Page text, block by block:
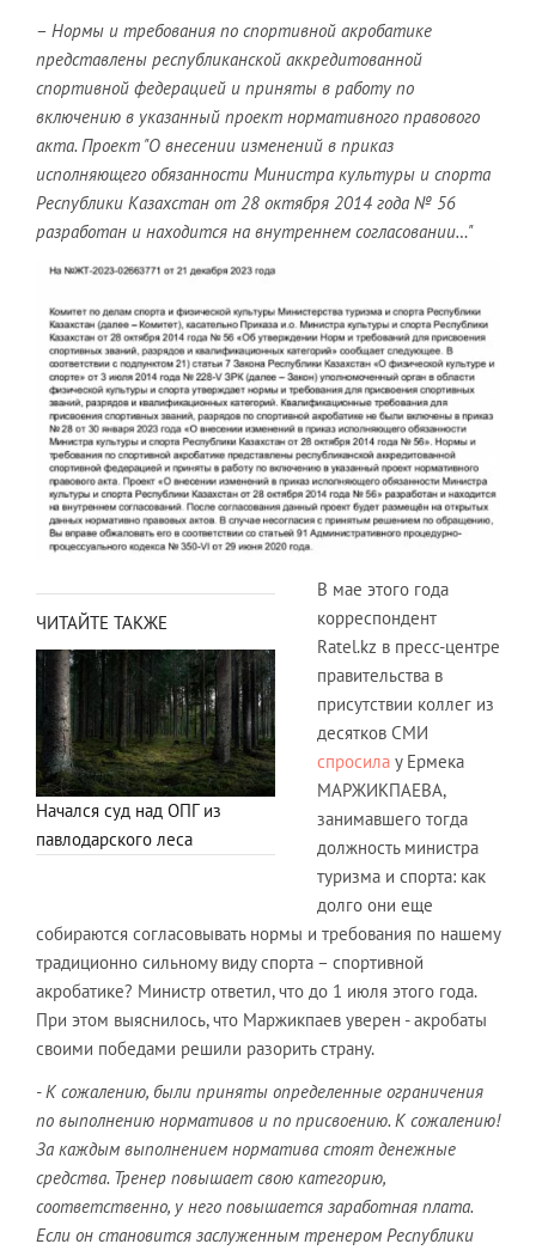
– Нормы и требования по спортивной акробатике
представлены республиканской аккредитованной
спортивной федерацией и приняты в работу по
включению в указанный проект нормативного правового
акта. Проект "О внесении изменений в приказ
исполняющего обязанности Министра культуры и спорта
Республики Казахстан от 28 октября 2014 года № 56
разработан и находится на внутреннем согласовании…"
ЧИТАЙТЕ ТАКЖЕ
Начался суд над ОПГ из
павлодарского леса
В мае этого года
корреспондент
Ratel.kz в пресс-центре
правительства в
присутствии коллег из
десятков СМИ
спросила у Ермека
МАРЖИКПАЕВА,
занимавшего тогда
должность министра
туризма и спорта: как
долго они еще
собираются согласовывать нормы и требования по нашему
традиционно сильному виду спорта – спортивной
акробатике? Министр ответил, что до 1 июля этого года.
При этом выяснилось, что Маржикпаев уверен - акробаты
своими победами решили разорить страну.
- К сожалению, были приняты определенные ограничения
по выполнению нормативов и по присвоению. К сожалению!
За каждым выполнением норматива стоят денежные
средства. Тренер повышает свою категорию,
соответственно, у него повышается заработная плата.
Если он становится заслуженным тренером Республики